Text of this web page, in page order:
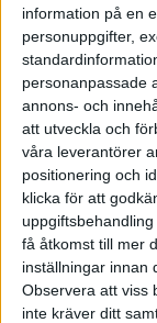
information på en
personuppgifter,
personanpassade
annons- och
att utveckla och
våra leverantörer
positionering och
klicka för att
få åtkomst till mer
inställningar innan
Observera att viss
inte kräver ditt
Kampanj på
Svar i Försäljning
VIDA DRYCKER
på marknaden!
i
Behöver hjälp
Svar i Feedback
Hur mycket jobbar